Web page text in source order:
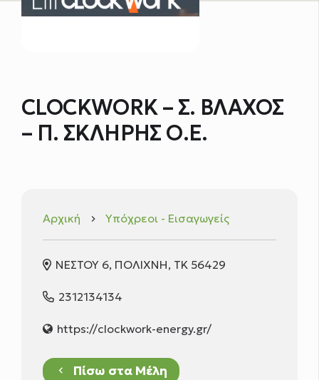
CLOCKWORK – Σ. ΒΛΑΧΟΣ
– Π. ΣΚΛΗΡΗΣ Ο.Ε.
Αρχική keyboard_arrow_right Υπόχρεοι - Εισαγωγείς
ΝΕΣΤΟΥ 6, ΠΟΛΙΧΝΗ, ΤΚ 56429
2312134134
https://clockwork-energy.gr/
keyboard_arrow_left Πίσω στα Μέλη